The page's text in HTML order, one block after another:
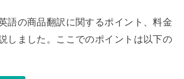
語の商品翻訳に関するポイント、料金
しました。ここでのポイントは以下の